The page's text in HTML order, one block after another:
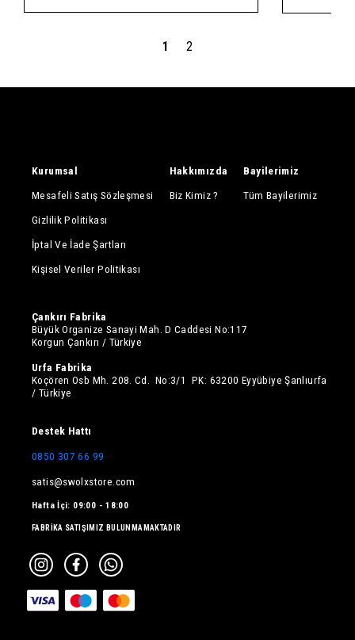
1 2
Kurumsal
Mesafeli Satış Sözleşmesi
Gizlilik Politikası
İptal Ve İade Şartları
Kişisel Veriler Politikası
Hakkımızda
Biz Kimiz ?
Bayilerimiz
Tüm Bayilerimiz
Çankırı Fabrika
Büyük Organize Sanayi Mah. D Caddesi No:117
Korgun Çankırı / Türkiye
Urfa Fabrika
Koçören Osb Mh. 208. Cd. No:3/1 PK: 63200 Eyyübiye Şanlıurfa
/ Türkiye
Destek Hattı
0850 307 66 99
satis@swolxstore.com
Hafta İçi: 09:00 - 18:00
FABRİKA SATIŞIMIZ BULUNMAMAKTADIR